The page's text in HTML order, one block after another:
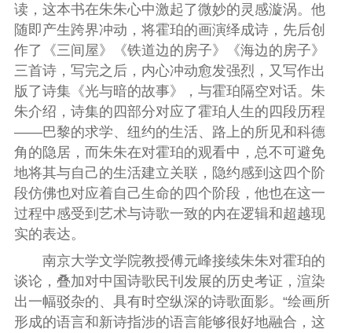
读，这本书在朱朱心中激起了微妙的灵感漩涡。他
随即产生跨界冲动，将霍珀的画演绎成诗，先后创
作了《三间屋》《铁道边的房子》《海边的房子》
三首诗，写完之后，内心冲动愈发强烈，又 写作出
版了诗集《光与暗的故事》，与霍珀隔空对话。朱
朱介绍， 诗集的四部分对应了霍珀 人生的四段历程
——巴黎的求学、纽约的生活、路上的所见和科德
角的隐居，而朱朱在对霍珀的观看中， 总不可避免
地将其与自己的生活建立关联，隐约感到这四个阶
段仿佛也对应着自己生命的四个阶段，他也在这一
过程中感受到 艺术与诗歌一致的内在逻辑和超越现
实的表达。
南京大学文学院教授傅元峰接续朱朱对霍珀的
谈论，叠加对中国诗歌民刊发展的历史考证，渲染
出一幅驳杂的、具有时空纵深的诗歌面影。“绘画所
形成的语言和新诗指涉的语言能够很好地融合，这